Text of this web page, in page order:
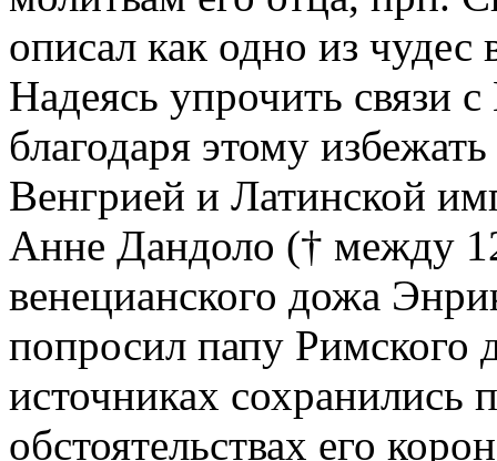
описал как одно из
Надеясь упрочить связи
благодаря этому
Венгрией и Латинской
Анне Дандоло († между
венецианского дожа
попросил папу Римского
источниках сохранились
обстоятельствах его